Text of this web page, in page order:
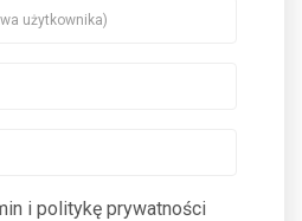
i politykę prywatności